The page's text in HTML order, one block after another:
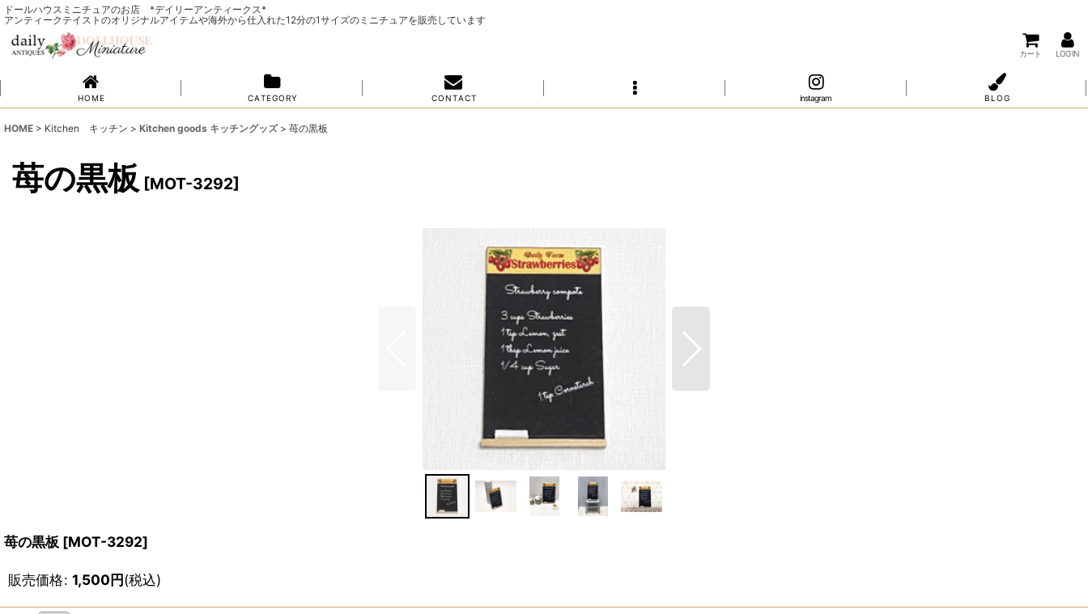
ドールハウスミニチュアのお店 *デイリーアンティークス*
アンティークテイストのオリジナルアイテムや海外から仕入れた12分の1サイズのミニチュアを販売しています
カート LOG IN
H O M E C A T E G O R Y C O N T A C T instagram B L O G
HOME > Kitchen キッチン > Kitchen goods キッチングッズ > 苺の黒板
苺の黒板 [MOT-3292]
苺の黒板 [MOT-3292]
販売価格: 1,500円(税込)